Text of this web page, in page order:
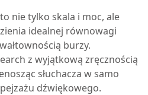
nie tylko skala i moc, ale
idealnej równowagi
burzy.
z wyjątkową zręcznością
słuchacza w samo
dźwiękowego.